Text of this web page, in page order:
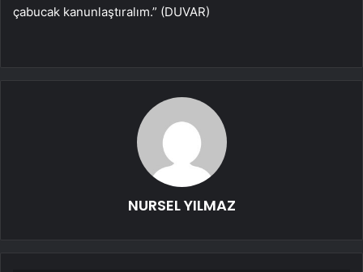
çabucak kanunlaştıralım.” (DUVAR)
NURSEL YILMAZ